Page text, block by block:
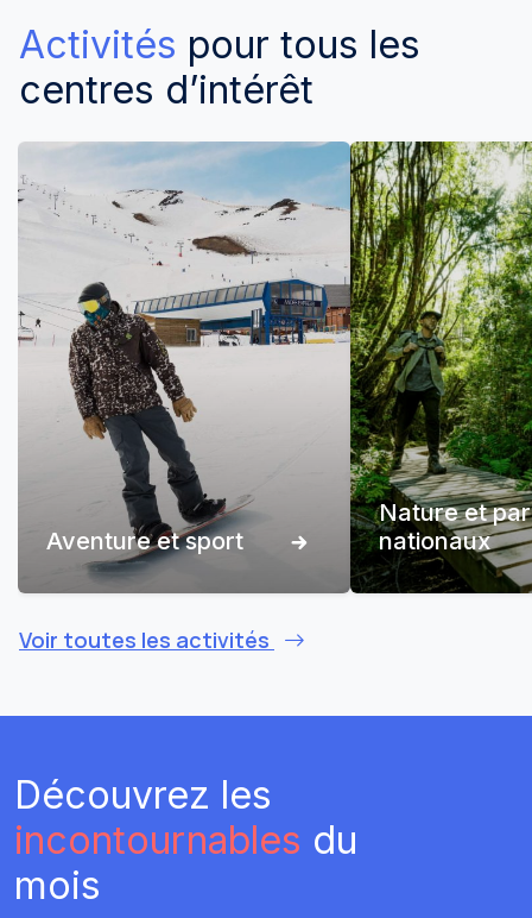
Activités pour tous les
centres d’intérêt
Aventure et sport
Nature et
nationaux
Voir toutes les activités
Découvrez les
incontournables du
mois